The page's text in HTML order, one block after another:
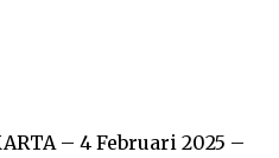
– 4 Februari 2025 –